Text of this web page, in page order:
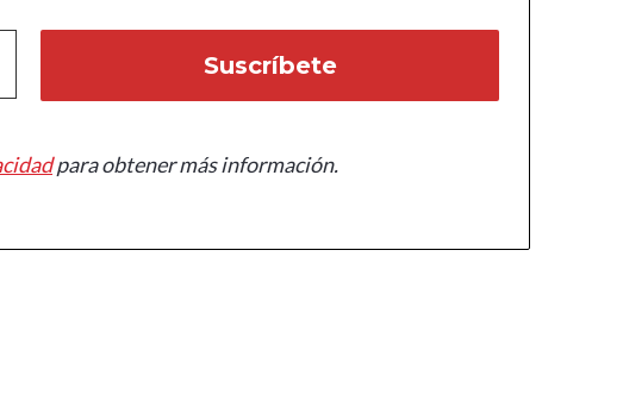
para obtener más información.